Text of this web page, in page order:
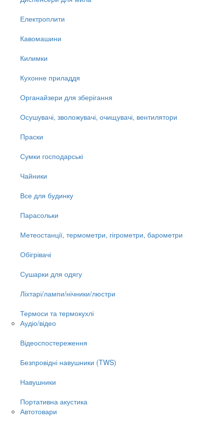
Електроплити
Кавомашини
Килимки
Кухонне приладдя
Органайзери для зберігання
Осушувачі, зволожувачі, очищувачі, вентилятори
Праски
Сумки господарські
Чайники
Все для будинку
Парасольки
Метеостанції, термометри, гігрометри, барометри
Обігрівачі
Сушарки для одягу
Ліхтарі/лампи/нічники/люстри
Термоси та термокухлі
Аудіо/відео
Відеоспостереження
Безпровідні навушники (TWS)
Навушники
Портативна акустика
Автотовари